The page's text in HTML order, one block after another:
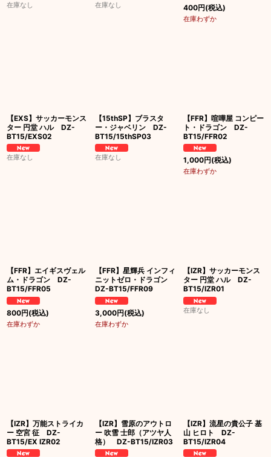
在庫なし 在庫なし
400円(税込)
在庫わずか
【EXS】サッカーモンス
ター 円堂 ハル DZ-
BT15/EXS02
在庫なし
【15thSP】ブラスタ
ー・ジャベリン DZ-
BT15/15thSP03
在庫なし
【FFR】喧嘩屋 コンピー
ト・ドラゴン DZ-
BT15/FFR02
1,000円(税込)
在庫わずか
【FFR】エイギスヴェル
ム・ドラゴン DZ-
BT15/FFR05
800円(税込)
在庫わずか
【FFR】星輝兵 インフィ
ニットゼロ・ドラゴン
DZ-BT15/FFR09
3,000円(税込)
在庫わずか
【IZR】サッカーモンス
ター 円堂 ハル DZ-
BT15/IZR01
在庫なし
【IZR】万能ストライカ
ー 空宮 征 DZ-
BT15/EX IZR02
【IZR】雪原のアウトロ
ー 吹雪 士郎（アツヤ人
格） DZ-BT15/IZR03
【IZR】流星の貴公子 基
山 ヒロト DZ-
BT15/IZR04